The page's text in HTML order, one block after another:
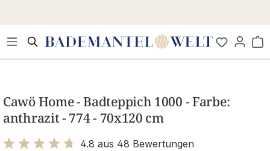
Cawö Home - Badteppich 1000 - Farbe:
anthrazit - 774 - 70x120 cm
4.8 aus 48 Bewertungen